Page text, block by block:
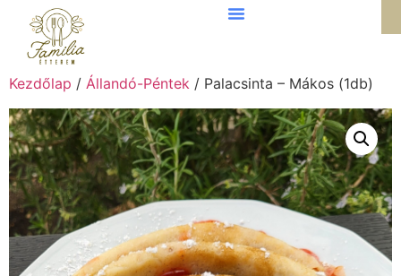
Kezdőlap / Állandó-Péntek / Palacsinta – Mákos (1db)